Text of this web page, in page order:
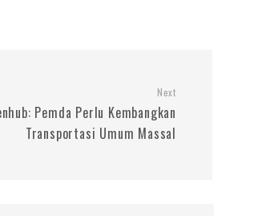
Next
Pemda Perlu Kembangkan
Transportasi Umum Massal